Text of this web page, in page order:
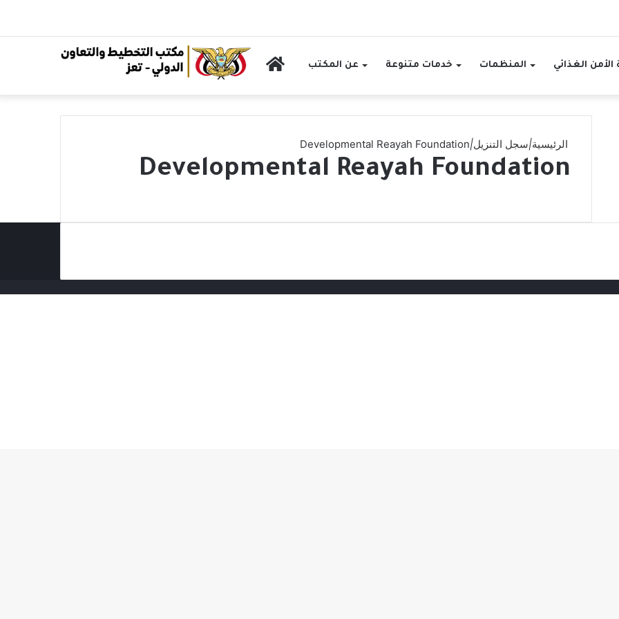
الرئيسية عن المكتب خدمات متنوعة المنظمات الأمن الغذائي
الرئيسية|سجل التنزيل|
Developmental Reayah Foundation
Developmental Reayah Foundation